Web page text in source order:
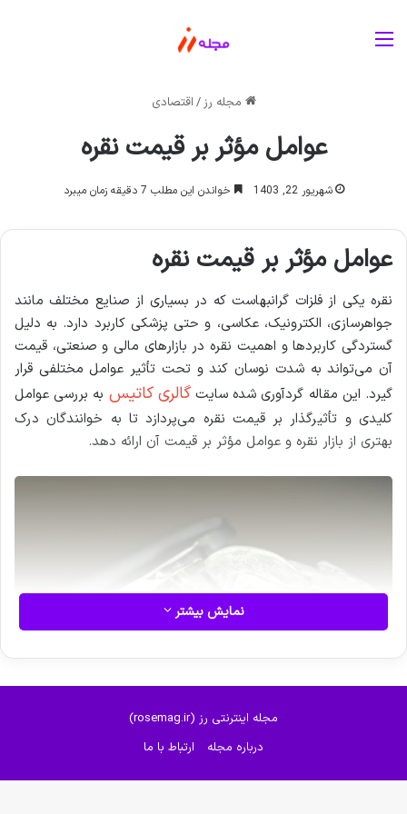
مجله رز/ اقتصادی
عوامل مؤثر بر قیمت نقره
شهریور 22, 1403 خواندن این مطلب 7 دقیقه زمان میبرد
عوامل مؤثر بر قیمت نقره
نقره یکی از فلزات گرانبهاست که در بسیاری از صنایع مختلف مانند
جواهرسازی، الکترونیک، عکاسی، و حتی پزشکی کاربرد دارد. به دلیل
گستردگی کاربردها و اهمیت نقره در بازارهای مالی و صنعتی، قیمت
آن می‌تواند به شدت نوسان کند و تحت تأثیر عوامل مختلفی قرار
گیرد. این مقاله گردآوری شده سایتگالری کاتیس به بررسی عوامل
کلیدی و تأثیرگذار بر قیمت نقره می‌پردازد تا به خوانندگان درک
بهتری از بازار نقره و عوامل مؤثر بر قیمت آن ارائه دهد.
نمایش بیشتر
مجله اینترنتی رز (rosemag.ir)
درباره مجله
ارتباط با ما